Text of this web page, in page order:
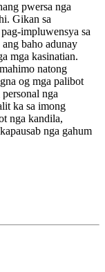
pwersa nga
Gikan sa
impluwensya sa
baho adunay
mga kasinatian.
natong
og mga palibot
nga
ka sa imong
nga kandila,
nga gahum